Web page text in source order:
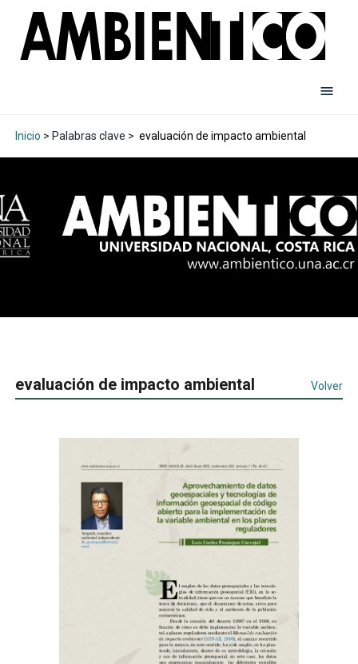
Inicio > Palabras clave > evaluación de impacto ambiental
evaluación de impacto ambiental Volver